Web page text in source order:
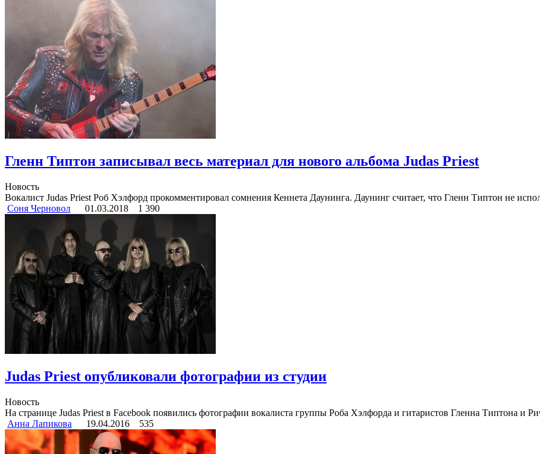
Гленн Типтон записывал весь материал для нового альбома Judas Priest
Новость
Вокалист Judas Priest Роб Хэлфорд прокомментировал сомнения Кеннета Даунинга. Даунинг считает, что Гленн Типтон не
Соня Черновол
01.03.2018 1 390
Judas Priest опубликовали фотографии из студии
Новость
На странице Judas Priest в Facebook появились фотографии вокалиста группы Роба Хэлфорда и гитаристов Гленна Типтона и
Анна Лапикова
19.04.2016 535